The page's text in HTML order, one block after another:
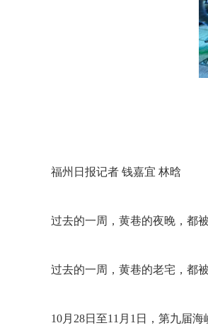
福州日报记者 钱嘉宜 林晗
过去的一周，黄巷的夜晚，都
过去的一周，黄巷的老宅，都
10月28日至11月1日，第九届